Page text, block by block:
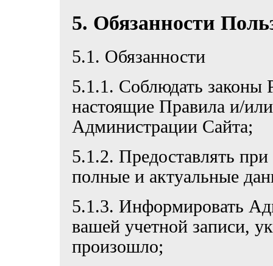
5. Обязанности
5.1. Обязанности
5.1.1. Соблюдать законы
настоящие Правила и/
Администрации Сайта;
5.1.2. Предоставлять
полные и актуальные
5.1.3. Информировать
вашей учетной записи,
произошло;